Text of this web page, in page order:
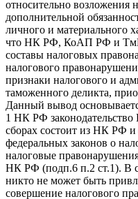
относительно возложения
дополнительной
личного и материального
что НК РФ, КоАП РФ и
составы налоговых
налогового
признаки налогового и
таможенного деликта,
Данный вывод
1 НК РФ законодательство
сборах состоит из НК РФ
федеральных законов о
налоговые
НК РФ (подп.6 п.2 ст.1). В
никто не может быть
совершение налогового